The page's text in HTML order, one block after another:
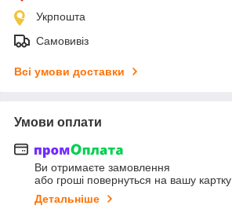
Укрпошта
Самовивіз
Всі умови доставки
Умови оплати
Ви отримаєте замовлення
або гроші повернуться на вашу картку
Детальніше